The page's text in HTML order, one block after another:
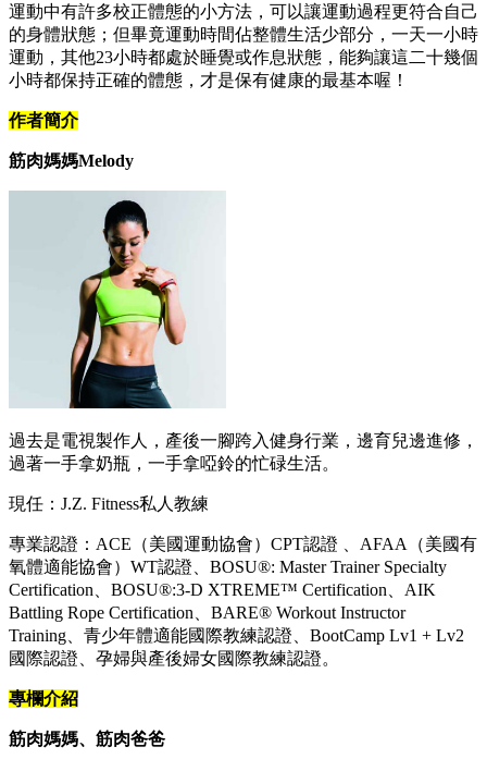
運動中有許多校正體態的小方法，可以讓運動過程更符合自己
的身體狀態；但畢竟運動時間佔整體生活少部分，一天一小時
運動，其他23小時都處於睡覺或作息狀態，能夠讓這二十幾個
小時都保持正確的體態，才是保有健康的最基本喔！
作者簡介
筋肉媽媽Melody
過去是電視製作人，產後一腳跨入健身行業，邊育兒邊進修，
過著一手拿奶瓶，一手拿啞鈴的忙碌生活。
現任：J.Z. Fitness私人教練
專業認證：ACE（美國運動協會）CPT認證 、AFAA（美國有
氧體適能協會）WT認證、BOSU®: Master Trainer Specialty
Certification、BOSU®:3-D XTREME™ Certification、AIK
Battling Rope Certification、BARE® Workout Instructor
Training、青少年體適能國際教練認證、BootCamp Lv1 + Lv2
國際認證、孕婦與產後婦女國際教練認證。
專欄介紹
筋肉媽媽、筋肉爸爸